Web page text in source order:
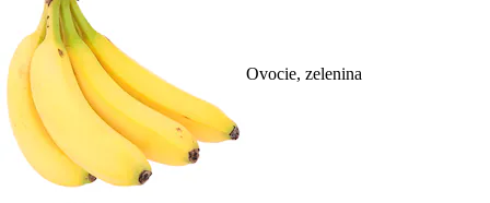
Ovocie, zelenina